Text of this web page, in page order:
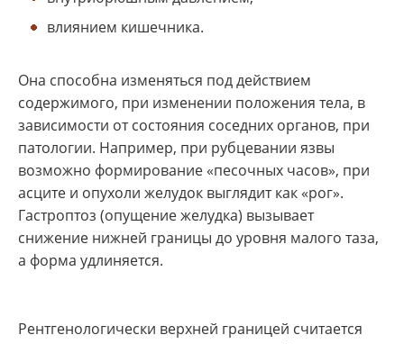
влиянием кишечника.
Она способна изменяться под действием
содержимого, при изменении положения тела, в
зависимости от состояния соседних органов, при
патологии. Например, при рубцевании язвы
возможно формирование «песочных часов», при
асците и опухоли желудок выглядит как «рог».
Гастроптоз (опущение желудка) вызывает
снижение нижней границы до уровня малого таза,
а форма удлиняется.
Рентгенологически верхней границей считается